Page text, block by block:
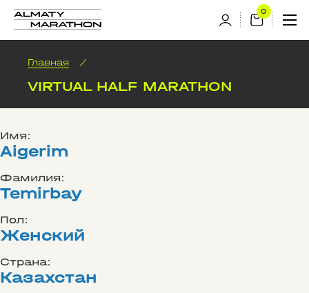
Главная /
VIRTUAL HALF MARATHON
Имя:
Aigerim
Фамилия:
Temirbay
Пол:
Женский
Страна:
Казахстан